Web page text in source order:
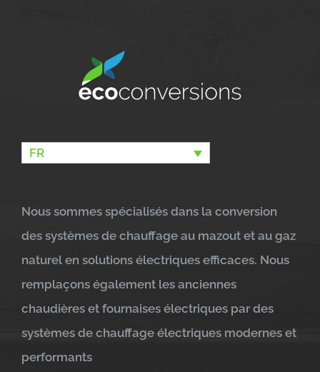
FR
Nous sommes spécialisés dans la conversion
des systèmes de chauffage au mazout et au gaz
naturel en solutions électriques efficaces. Nous
remplaçons également les anciennes
chaudières et fournaises électriques par des
systèmes de chauffage électriques modernes et
performants